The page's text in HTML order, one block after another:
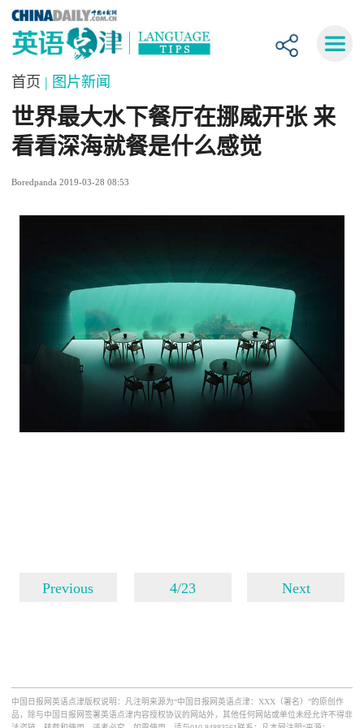
首页 | 图片新闻
世界最大水下餐厅在挪威开张 来
看看深海就餐是什么感觉
Boredpanda 2019-03-28 08:53
Previous 4/23 Next
中国日报网英语点津版权说明：凡注明来源为“中国日报网英语点津：XXX（署名）”的原创作
品，除与中国日报网签署英语点津内容授权协议的网站外，其他任何网站或单位未经允许不得非